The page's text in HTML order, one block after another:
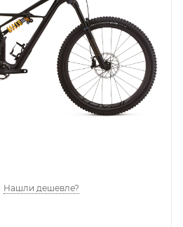
Нашли дешевле?